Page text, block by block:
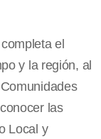
el
y la región, al
las
Local y